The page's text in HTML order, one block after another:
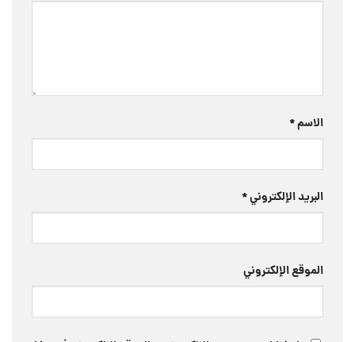
الاسم*
البريد الإلكتروني*
الموقع الإلكتروني